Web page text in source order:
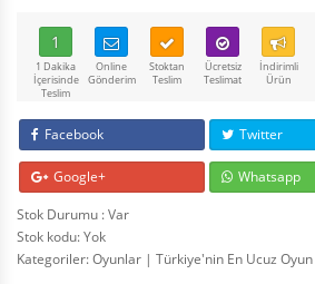
1
1 Dakika
İçerisinde
Teslim
Online
Gönderim
Stoktan
Teslim
Ücretsiz
Teslimat
İndirimli
Ürün
Facebook Twitter
Google+
Whatsapp
Stok Durumu : Var
Stok kodu:Yok
Kategoriler:Oyunlar | Türkiye'nin En Ucuz Oyun